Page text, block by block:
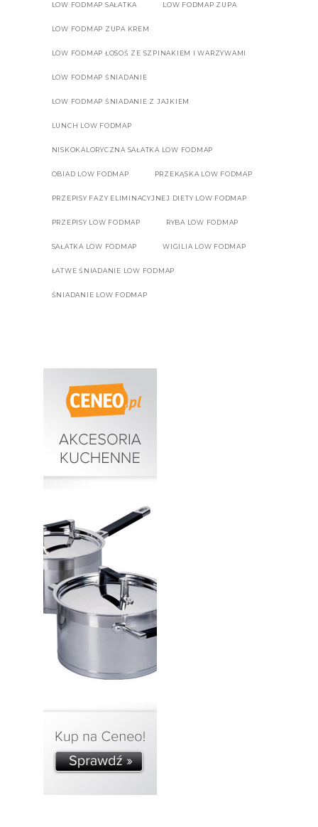
LOW FODMAP SAŁATKA LOW FODMAP ZUPA
LOW FODMAP ZUPA KREM
LOW FODMAP ŁOSOŚ ZE SZPINAKIEM I WARZYWAMI
LOW FODMAP ŚNIADANIE
LOW FODMAP ŚNIADANIE Z JAJKIEM
LUNCH LOW FODMAP
NISKOKALORYCZNA SAŁATKA LOW FODMAP
OBIAD LOW FODMAP PRZEKĄSKA LOW FODMAP
PRZEPISY FAZY ELIMINACYJNEJ DIETY LOW FODMAP
PRZEPISY LOW FODMAP RYBA LOW FODMAP
SAŁATKA LOW FODMAP WIGILIA LOW FODMAP
ŁATWE ŚNIADANIE LOW FODMAP
ŚNIADANIE LOW FODMAP